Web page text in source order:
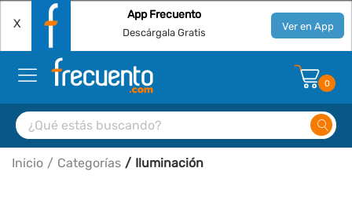
X
App Frecuento
Descárgala Gratis Ver en App
0
Inicio Categorías Iluminación